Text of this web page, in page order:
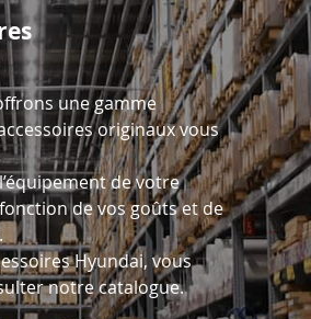
une gamme
originaux vous
de votre
de vos goûts et de
Hyundai, vous
notre catalogue.